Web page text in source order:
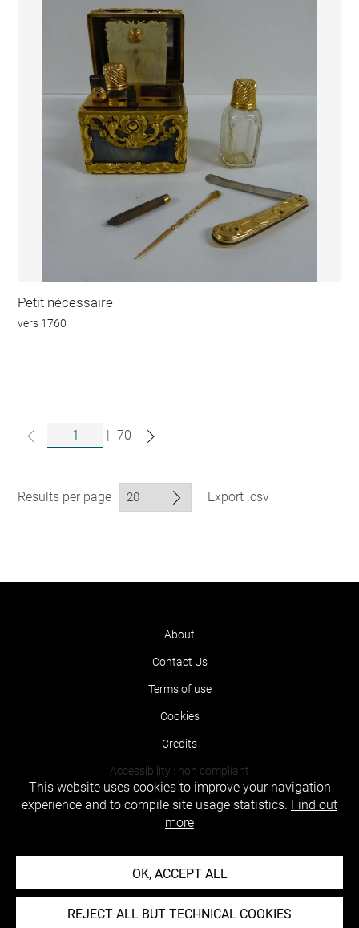
Petit nécessaire
vers 1760
| 70
Results per page Export .csv
About
Contact Us
Terms of use
Cookies
Credits
Accessibility : non compliant
This website uses cookies to improve your navigation
experience and to compile site usage statistics. Find out
more
OK, ACCEPT ALL
REJECT ALL BUT TECHNICAL COOKIES